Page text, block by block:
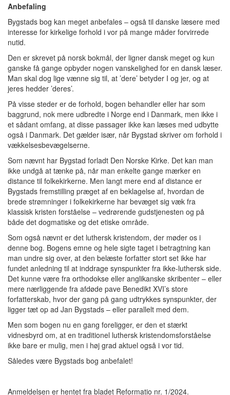
Anbefaling
Bygstads bog kan meget anbefales – også til danske læsere med
interesse for kirkelige forhold i vor på mange måder forvirrede
nutid.
Den er skrevet på norsk bokmål, der ligner dansk meget og kun
ganske få gange opbyder nogen vanskelighed for en dansk læser.
Man skal dog lige vænne sig til, at ’dere’ betyder I og jer, og at
jeres hedder ’deres’.
På visse steder er de forhold, bogen behandler eller har som
baggrund, nok mere udbredte i Norge end i Danmark, men ikke i
et sådant omfang, at disse passager ikke kan læses med udbytte
også i Danmark. Det gælder især, når Bygstad skriver om forhold i
vækkelsesbevægelserne.
Som nævnt har Bygstad forladt Den Norske Kirke. Det kan man
ikke undgå at tænke på, når man enkelte gange mærker en
distance til folkekirkerne. Men langt mere end af distance er
Bygstads fremstilling præget af en beklagelse af, hvordan de
brede strømninger i folkekirkerne har bevæget sig væk fra
klassisk kristen forståelse – vedrørende gudstjenesten og på
både det dogmatiske og det etiske område.
Som også nævnt er det luthersk kristendom, der møder os i
denne bog. Bogens emne og hele sigte taget i betragtning kan
man undre sig over, at den belæste forfatter stort set ikke har
fundet anledning til at inddrage synspunkter fra ikke-luthersk side.
Det kunne være fra orthodokse eller anglikanske skribenter – eller
mere nærliggende fra afdøde pave Benedikt XVI’s store
forfatterskab, hvor der gang på gang udtrykkes synspunkter, der
ligger tæt op ad Jan Bygstads – eller parallelt med dem.
Men som bogen nu en gang foreligger, er den et stærkt
vidnesbyrd om, at en traditionel luthersk kristendomsforståelse
ikke bare er mulig, men i høj grad aktuel også i vor tid.
Således være Bygstads bog anbefalet!
Anmeldelsen er hentet fra bladet Reformatio nr. 1/2024.